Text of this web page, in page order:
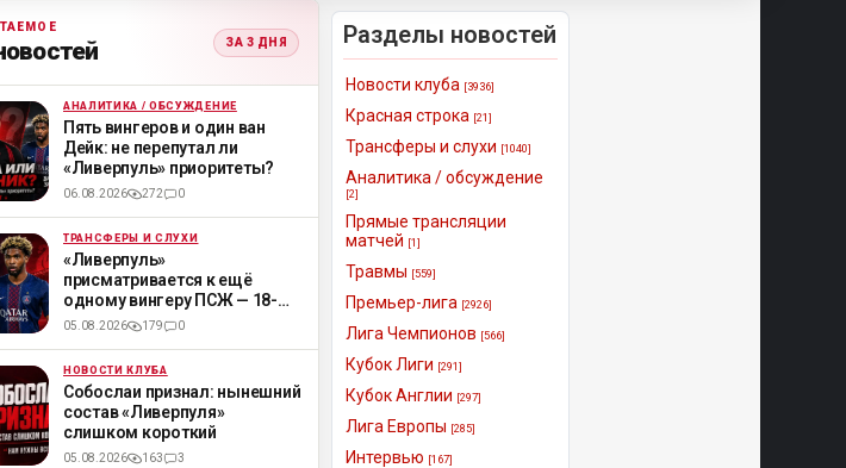
ЗА 3 ДНЯ
АНАЛИТИКА / ОБСУЖДЕНИЕ
Пять вингеров и один ван
Дейк: не перепутал ли
«Ливерпуль» приоритеты?
06.08.2026 272 0
ТРАНСФЕРЫ И СЛУХИ
«Ливерпуль»
присматривается к ещё
одному вингеру ПСЖ — 18-
летнему Мбайе
05.08.2026 179 0
НОВОСТИ КЛУБА
Собослаи признал: нынешний
состав «Ливерпуля»
слишком короткий
05.08.2026 163 3
Разделы новостей
Новости клуба [3936]
Красная строка [21]
Трансферы и слухи [1040]
Аналитика / обсуждение
[2]
Прямые трансляции
матчей [1]
Травмы [559]
Премьер-лига [2926]
Лига Чемпионов [566]
Кубок Лиги [291]
Кубок Англии [297]
Лига Европы [285]
Интервью [167]